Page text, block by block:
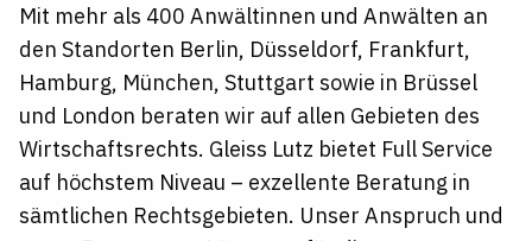
Mit mehr als 400 Anwältinnen und Anwälten an
den Standorten Berlin, Düsseldorf, Frankfurt,
Hamburg, München, Stuttgart sowie in Brüssel
und London beraten wir auf allen Gebieten des
Wirtschaftsrechts. Gleiss Lutz bietet Full Service
auf höchstem Niveau – exzellente Beratung in
sämtlichen Rechtsgebieten. Unser Anspruch und